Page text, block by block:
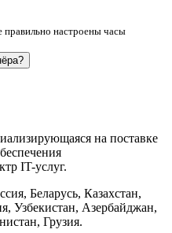
настроены часы
на поставке
IT-услуг.
Белaрусь, Казахстан,
Узбекистан, Азербайджан,
Грузия.